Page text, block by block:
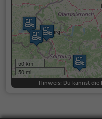
50 km
50 mi
Hinweis: Du kannst